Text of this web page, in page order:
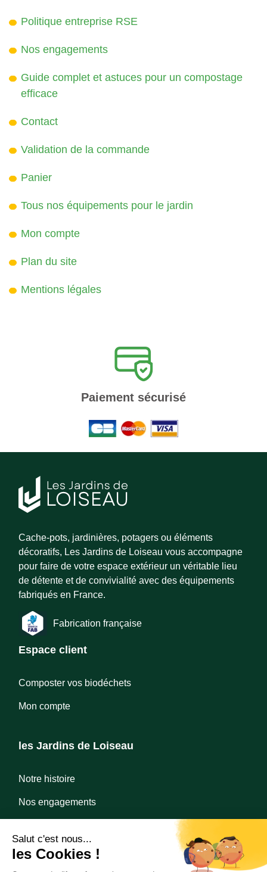
Politique entreprise RSE
Nos engagements
Guide complet et astuces pour un compostage
efficace
Contact
Validation de la commande
Panier
Tous nos équipements pour le jardin
Mon compte
Plan du site
Mentions légales
Paiement sécurisé
Cache-pots, jardinières, potagers ou éléments
décoratifs, Les Jardins de Loiseau vous accompagne
pour faire de votre espace extérieur un véritable lieu
de détente et de convivialité avec des équipements
fabriqués en France.
Fabrication française
Espace client
Composter vos biodéchets
Mon compte
les Jardins de Loiseau
Notre histoire
Nos engagements
Nous contacter